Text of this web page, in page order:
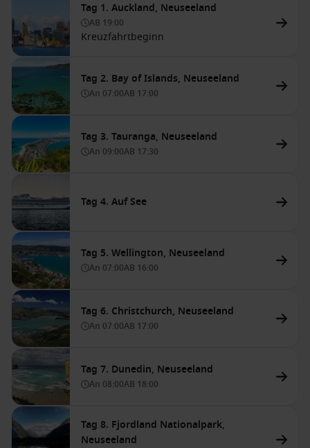
Tag 1. Auckland, Neuseeland
AB 19:00
Kreuzfahrtbeginn
Tag 2. Bay of Islands, Neuseeland
An 07:00AB 17:00
Tag 3. Tauranga, Neuseeland
An 09:00AB 17:30
Tag 4. Auf See
Tag 5. Wellington, Neuseeland
An 07:00AB 16:00
Tag 6. Christchurch, Neuseeland
An 07:00AB 17:00
Tag 7. Dunedin, Neuseeland
An 08:00AB 18:00
Tag 8. Fjordland Nationalpark,
Neuseeland